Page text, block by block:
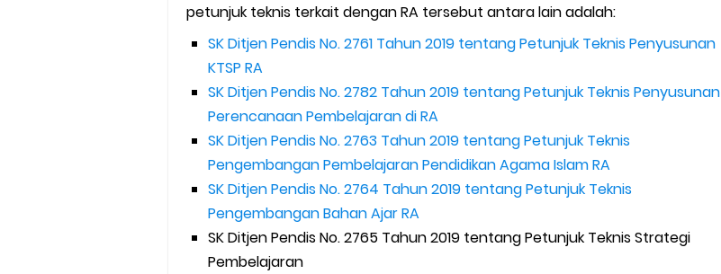
petunjuk teknis terkait dengan RA tersebut antara lain adalah:
SK Ditjen Pendis No. 2761 Tahun 2019 tentang Petunjuk Teknis Penyusunan
KTSP RA
SK Ditjen Pendis No. 2782 Tahun 2019 tentang Petunjuk Teknis Penyusunan
Perencanaan Pembelajaran di RA
SK Ditjen Pendis No. 2763 Tahun 2019 tentang Petunjuk Teknis
Pengembangan Pembelajaran Pendidikan Agama Islam RA
SK Ditjen Pendis No. 2764 Tahun 2019 tentang Petunjuk Teknis
Pengembangan Bahan Ajar RA
SK Ditjen Pendis No. 2765 Tahun 2019 tentang Petunjuk Teknis Strategi
Pembelajaran